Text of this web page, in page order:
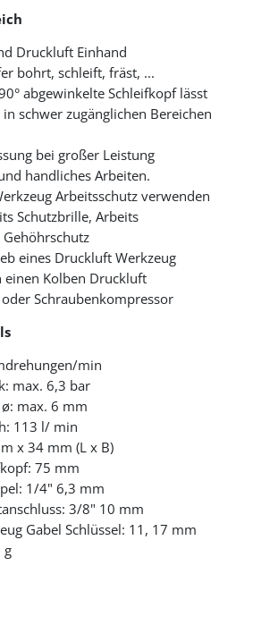
Druckluft Einhand
bohrt, schleift, fräst, ...
abgewinkelte Schleifkopf lässt
schwer zugänglichen Bereichen
bei großer Leistung
handliches Arbeiten.
Arbeitsschutz verwenden
Schutzbrille, Arbeits
eines Druckluft Werkzeug
einen Kolben Druckluft
Schraubenkompressor
min
max. 6,3 bar
max. 6 mm
113 l/ min
x 34 mm (L x B)
75 mm
1/4" 6,3 mm
3/8" 10 mm
Gabel Schlüssel: 11, 17 mm
g